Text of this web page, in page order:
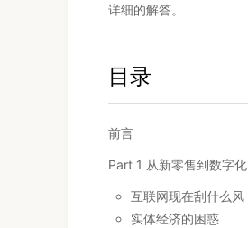
详细的解答。
目录
前言
Part 1 从新零售到数字化
互联网现在刮什么风
实体经济的困惑